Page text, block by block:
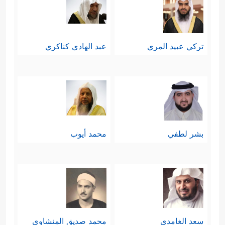
تنبيههم أن وجود الوليد من دون والد لا
تعني أنه ابن للإله، ولو كان كذلك لكان
عيسى؛ لأن عيسى فاقد الأب فقط،
وآدم فاقد الأب والأم.
وقد اقتَضَى التطرُّق لهذه المسألة في
هذا المقطع استرسالًا في محاورة
تركي عبيد المري عبد الهادي كناكري
بشر لطفي محمد أيوب
سعد الغامدي محمد صديق المنشاوي